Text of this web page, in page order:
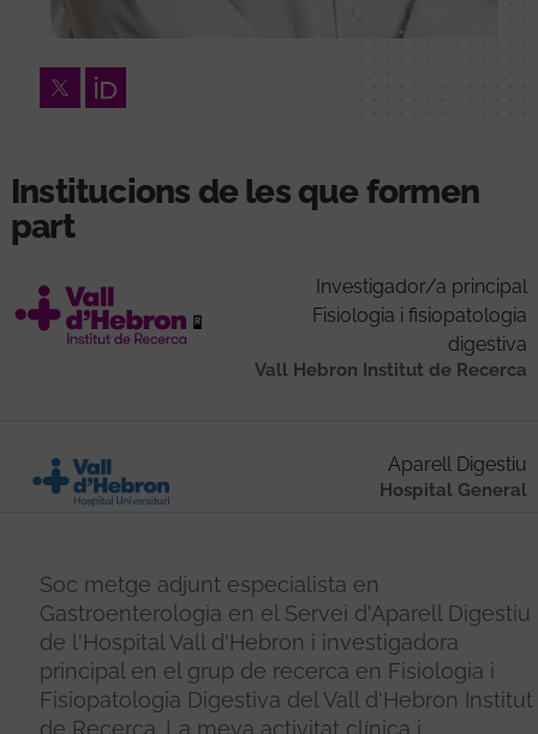
TwitterOrcid
Institucions de les que formen
part
Investigador/a principal
Fisiologia i fisiopatologia
digestiva
Vall Hebron Institut de Recerca
Aparell Digestiu
Hospital General
Soc metge adjunt especialista en
Gastroenterologia en el Servei d'Aparell Digestiu
de l'Hospital Vall d'Hebron i investigadora
principal en el grup de recerca en Fisiologia i
Fisiopatologia Digestiva del Vall d'Hebron Institut
de Recerca. La meva activitat clínica i